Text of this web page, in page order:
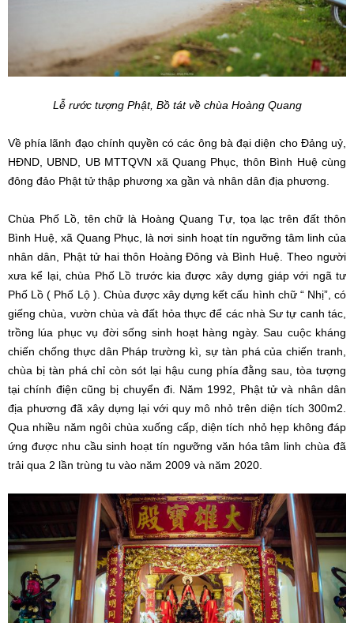
Lễ rước tượng Phật, Bồ tát về chùa Hoàng Quang
Về phía lãnh đạo chính quyền có các ông bà đại diện cho Đảng uỷ,
HĐND, UBND, UB MTTQVN xã Quang Phục, thôn Bình Huệ cùng
đông đảo Phật tử thập phương xa gần và nhân dân địa phương.
Chùa Phố Lồ, tên chữ là Hoàng Quang Tự, tọa lạc trên đất thôn
Bình Huệ, xã Quang Phục, là nơi sinh hoạt tín ngưỡng tâm linh của
nhân dân, Phật tử hai thôn Hoàng Đông và Bình Huệ. Theo người
xưa kể lại, chùa Phố Lồ trước kia được xây dựng giáp với ngã tư
Phố Lồ ( Phố Lộ ). Chùa được xây dựng kết cấu hình chữ “ Nhị”, có
giếng chùa, vườn chùa và đất hỏa thực để các nhà Sư tự canh tác,
trồng lúa phục vụ đời sống sinh hoạt hàng ngày. Sau cuộc kháng
chiến chống thực dân Pháp trường kì, sự tàn phá của chiến tranh,
chùa bị tàn phá chỉ còn sót lại hậu cung phía đằng sau, tòa tượng
tại chính điện cũng bị chuyển đi. Năm 1992, Phật tử và nhân dân
địa phương đã xây dựng lại với quy mô nhỏ trên diện tích 300m2.
Qua nhiều năm ngôi chùa xuống cấp, diện tích nhỏ hẹp không đáp
ứng được nhu cầu sinh hoạt tín ngưỡng văn hóa tâm linh chùa đã
trải qua 2 lần trùng tu vào năm 2009 và năm 2020.